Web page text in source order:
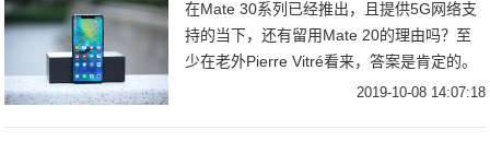
在Mate 30系列已经推出，且提供5G网络支
持的当下，还有留用Mate 20的理由吗？至
少在老外Pierre Vitré看来，答案是肯定的。
mate 20 PRo作为一名科技记者，Pierre撰
2019-10-08 14:07:18